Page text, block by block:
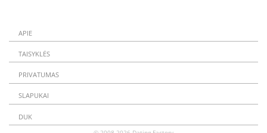
APIE
TAISYKLĖS
PRIVATUMAS
SLAPUKAI
DUK